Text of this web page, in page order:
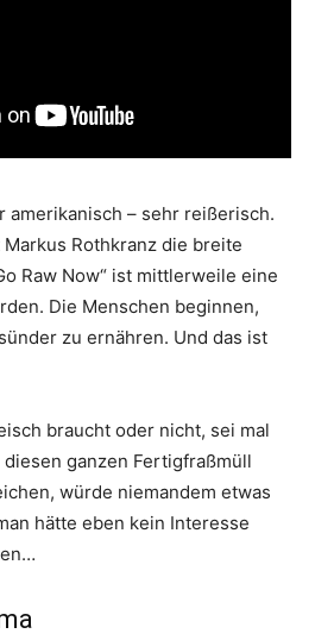
amerikanisch – sehr reißerisch.
Rothkranz die breite
Raw Now“ ist mittlerweile eine
Die Menschen beginnen,
zu ernähren. Und das ist
braucht oder nicht, sei mal
ganzen Fertigfraßmüll
würde niemandem etwas
hätte eben kein Interesse